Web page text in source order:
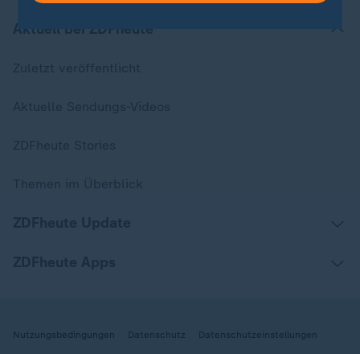
Aktuell bei ZDFheute
Nutzungsbedingungen Datenschutz Datenschutzeinstellungen